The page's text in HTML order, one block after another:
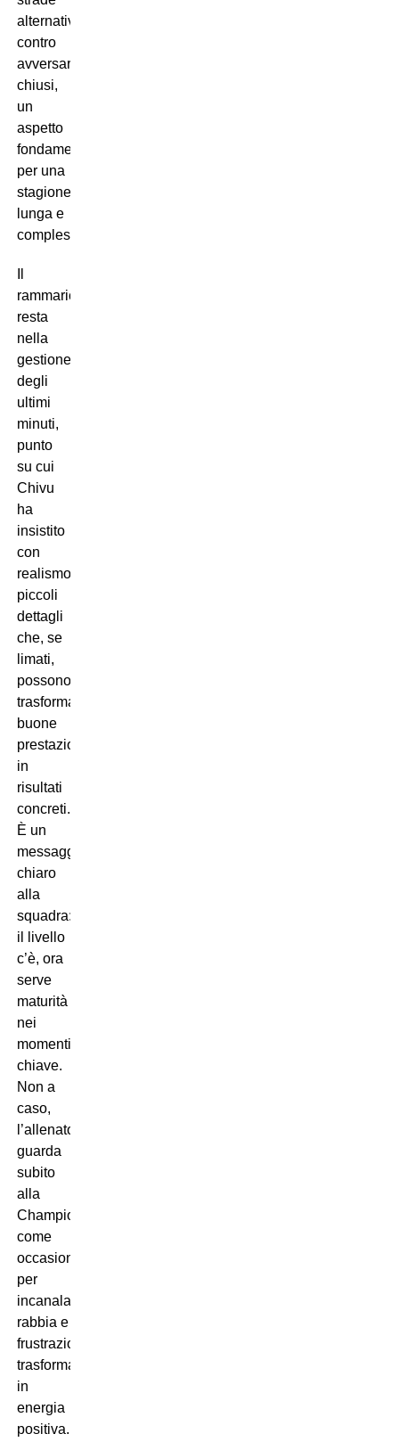
alternative
contro
avversari
chiusi,
un
aspetto
fondamentale
per una
stagione
lunga e
complessa.
rammarico
resta
nella
gestione
degli
ultimi
minuti,
punto
su cui
Chivu
ha
insistito
con
realismo:
piccoli
dettagli
che, se
limati,
possono
trasformare
buone
prestazioni
in
risultati
concreti.
È un
messaggio
chiaro
alla
squadra:
il livello
c’è, ora
serve
maturità
nei
momenti
chiave.
Non a
caso,
l’allenatore
guarda
subito
alla
Champions
come
occasione
per
incanalare
rabbia e
frustrazione,
trasformandole
in
energia
positiva.